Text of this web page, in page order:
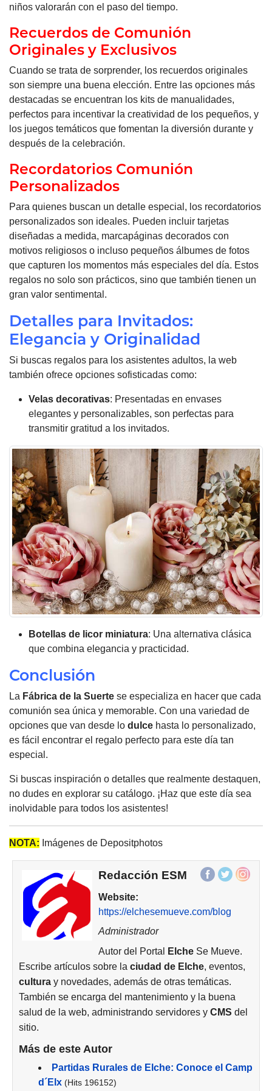
niños valorarán con el paso del tiempo.
Recuerdos de Comunión
Originales y Exclusivos
Cuando se trata de sorprender, los recuerdos originales
son siempre una buena elección. Entre las opciones más
destacadas se encuentran los kits de manualidades,
perfectos para incentivar la creatividad de los pequeños, y
los juegos temáticos que fomentan la diversión durante y
después de la celebración.
Recordatorios Comunión
Personalizados
Para quienes buscan un detalle especial, los recordatorios
personalizados son ideales. Pueden incluir tarjetas
diseñadas a medida, marcapáginas decorados con
motivos religiosos o incluso pequeños álbumes de fotos
que capturen los momentos más especiales del día. Estos
regalos no solo son prácticos, sino que también tienen un
gran valor sentimental.
Detalles para Invitados:
Elegancia y Originalidad
Si buscas regalos para los asistentes adultos, la web
también ofrece opciones sofisticadas como:
Velas decorativas: Presentadas en envases
elegantes y personalizables, son perfectas para
transmitir gratitud a los invitados.
Botellas de licor miniatura: Una alternativa clásica
que combina elegancia y practicidad.
Conclusión
La Fábrica de la Suerte se especializa en hacer que cada
comunión sea única y memorable. Con una variedad de
opciones que van desde lo dulce hasta lo personalizado,
es fácil encontrar el regalo perfecto para este día tan
especial.
Si buscas inspiración o detalles que realmente destaquen,
no dudes en explorar su catálogo. ¡Haz que este día sea
inolvidable para todos los asistentes!
NOTA: Imágenes de Depositphotos
Redacción ESM
Website:
https://elchesemueve.com/blog
Administrador
Autor del Portal
ElcheSe Mueve.
Escribe artículos sobre la ciudad de Elche, eventos,
cultura y novedades, además de otras temáticas.
También se encarga del mantenimiento y la buena
salud de la web, administrando servidores y CMS del
sitio.
Más de este Autor
Partidas Rurales de Elche: Conoce el Camp
d´Elx (Hits 196152)